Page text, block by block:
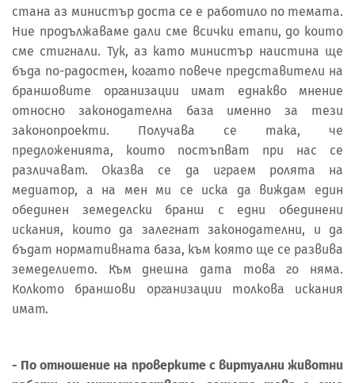
стана аз министър доста се е работило по темата.
Ние продължаваме дали сме всички етапи, до които
сме стигнали. Тук, аз като министър наистина ще
бъда по-радостен, когато повече представители на
браншовите организации имат еднакво мнение
относно законодателна база именно за тези
законопроекти. Получава се така, че
предложенията, които постъпват при нас се
различават. Оказва се да играем ролята на
медиатор, а на мен ми се иска да виждам един
обединен земеделски бранш с едни обединени
искания, които да залегнат законодателни, и да
бъдат нормативната база, към която ще се развива
земеделието. Към днешна дата това го няма.
Колкото браншови организации толкова искания
имат.
- По отношение на проверките с виртуални животни